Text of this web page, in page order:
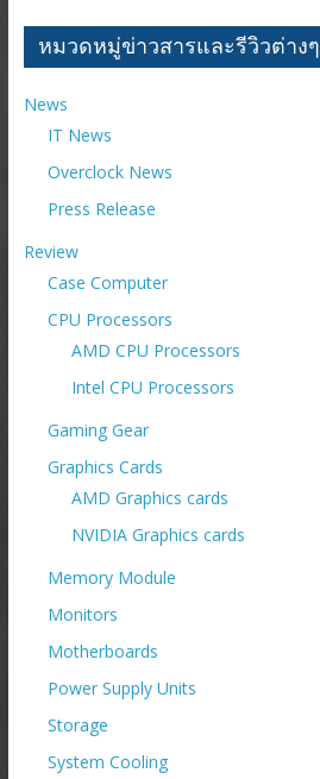
ราย
เดือน
หมวดหมู่ข่าวสารและรีวิวต่างๆ
News
IT News
Overclock News
Press Release
Review
Case Computer
CPU Processors
AMD CPU Processors
Intel CPU Processors
Gaming Gear
Graphics Cards
AMD Graphics cards
NVIDIA Graphics cards
Memory Module
Monitors
Motherboards
Power Supply Units
Storage
System Cooling